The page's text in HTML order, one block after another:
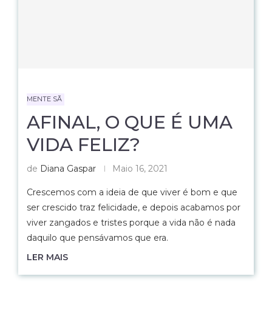
MENTE SÃ
AFINAL, O QUE É UMA
VIDA FELIZ?
de Diana Gaspar Maio 16, 2021
Crescemos com a ideia de que viver é bom e que
ser crescido traz felicidade, e depois acabamos por
viver zangados e tristes porque a vida não é nada
daquilo que pensávamos que era.
LER MAIS